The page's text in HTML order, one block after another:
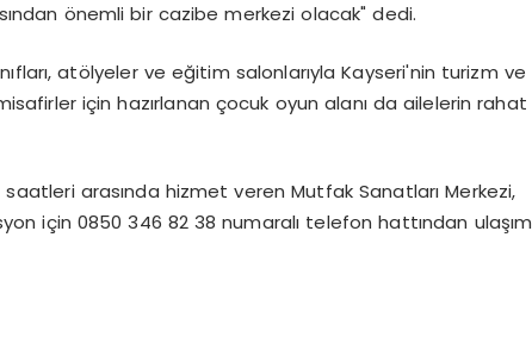
önemli bir cazibe merkezi olacak" dedi.
atölyeler ve eğitim salonlarıyla Kayseri'nin turizm ve
için hazırlanan çocuk oyun alanı da ailelerin rahat
arasında hizmet veren Mutfak Sanatları Merkezi,
için 0850 346 82 38 numaralı telefon hattından ulaşım